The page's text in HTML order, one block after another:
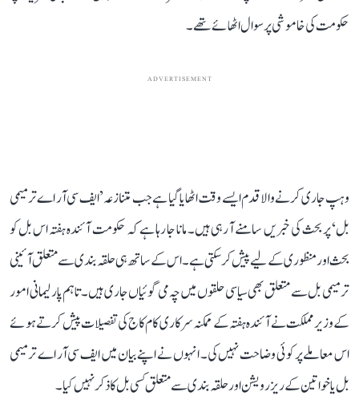
حکومت کی خاموشی پر سوال اٹھائے تھے۔
ADVERTISEMENT
وہپ جاری کرنے والا قدم ایسے وقت اٹھایا گیا ہے جب متنازعہ ’ایف سی آر اے ترمیمی
بل‘ پر بحث کی خبریں سامنے آ رہی ہیں۔ مانا جا رہا ہے کہ حکومت آئندہ ہفتہ اس بل کو
بحث اور منظوری کے لیے پیش کر سکتی ہے۔ اس کے ساتھ ہی حلقہ بندی سے متعلق آئینی
ترمیمی بل سے متعلق بھی سیاسی حلقوں میں چہ می گوئیاں جاری ہیں۔ تاہم پارلیمانی امور
کے وزیر مملکت نے آئندہ ہفتہ کے ممکنہ سرکاری کام کاج کی تفصیلات پیش کرتے ہوئے
اس معاملے پر کوئی وضاحت نہیں کی۔ انہوں نے اپنے بیان میں ایف سی آر اے ترمیمی
بل یا خواتین کے ریزرویشن اور حلقہ بندی سے متعلق کسی بل کا ذکر نہیں کیا۔